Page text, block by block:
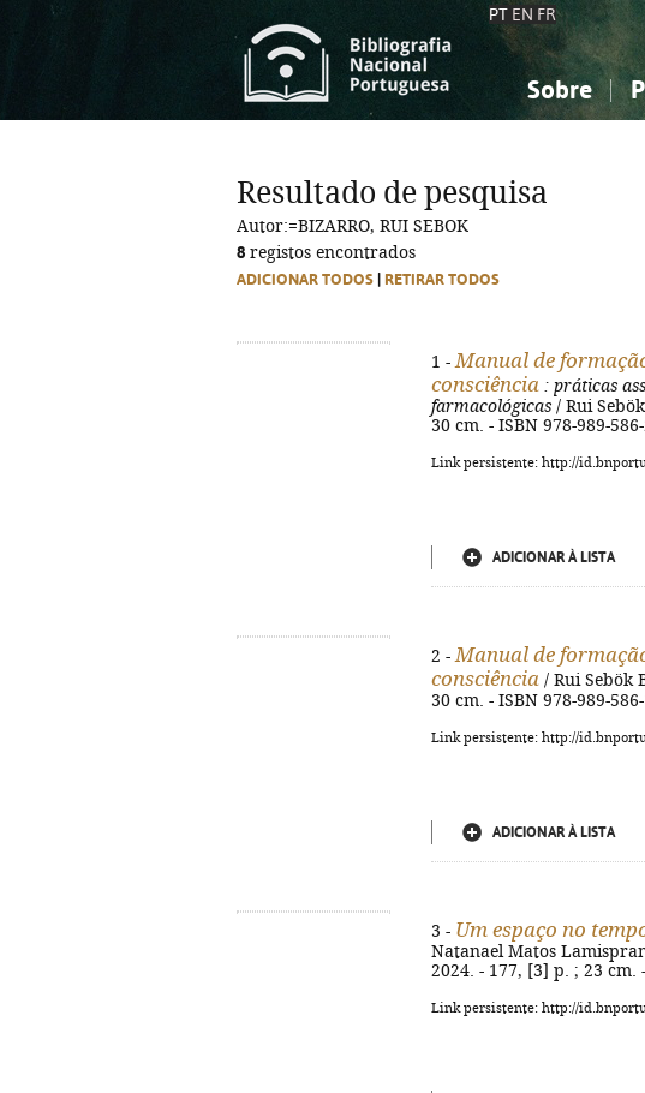
PT EN FR
Sobre
Ciências
Ciências
Resultado de pesquisa
Autor:=BIZARRO, RUI SEBOK
8 registos encontrados
ADICIONAR TODOS RETIRAR TODOS
1 - Manual de
consciência : práticas
farmacológicas / Rui
30 cm. - ISBN 978-989-
Link persistente: http://
ADICIONAR À LISTA
2 - Manual de
consciência / Rui Sebök
30 cm. - ISBN 978-989-
Link persistente: http://
ADICIONAR À LISTA
3 - Um espaço no
Natanael Matos
2024. - 177, [3] p. ; 23 cm.
Link persistente: http://